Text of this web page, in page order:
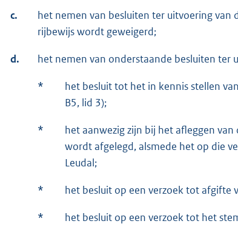
c.
het nemen van besluiten ter uitvoering van
rijbewijs wordt geweigerd;
d. het nemen van onderstaande besluiten ter
*
het besluit tot het in kennis stellen
B5, lid 3);
*
het aanwezig zijn bij het afleggen
wordt afgelegd, alsmede het op die
Leudal;
* het besluit op een verzoek tot afgifte
* het besluit op een verzoek tot het